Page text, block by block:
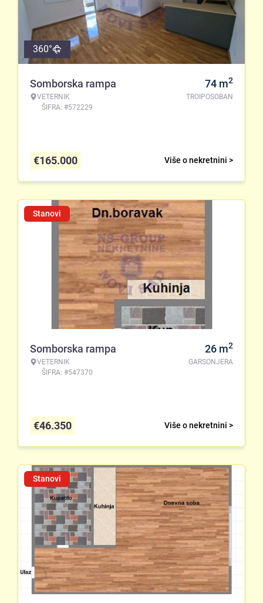
360°
Somborska rampa
VETERNIK
ŠIFRA: #572229
74 m2
TROIPOSOBAN
Više o nekretnini >
€165.000
Stanovi
Somborska rampa
VETERNIK
ŠIFRA: #547370
26 m2
GARSONJERA
Više o nekretnini >
€46.350
Stanovi